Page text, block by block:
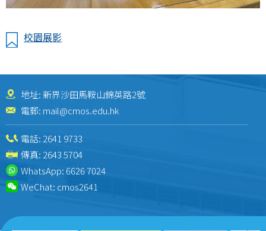
校園展影
地址: 新界沙田馬鞍山錦英路2號
電郵: mail@cmos.edu.hk
電話: 2641 9733
傳真: 2643 5704
WhatsApp:6626 7024
WeChat: cmos2641